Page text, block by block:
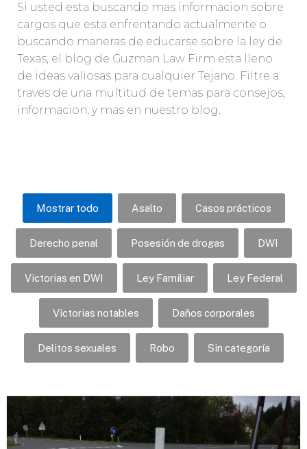
Si usted esta buscando mas informacion sobre
cargos que esta enfrentando actualmente o
buscando maneras de educarse sobre la ley de
Texas, el blog de Guzman Law Firm esta lleno
de ideas valiosas para cualquier Tejano. Filtre a
traves de una multitud de temas para consejos,
informacion, y mas en nuestro blog.
Mostrar todo Asalto Casos prácticos
Derecho penal Posesión de drogas DWI
Victorias en DWI Ley Familiar Ley Federal
Victorias notables Daños corporales
Delitos sexuales Robo Sin categoría